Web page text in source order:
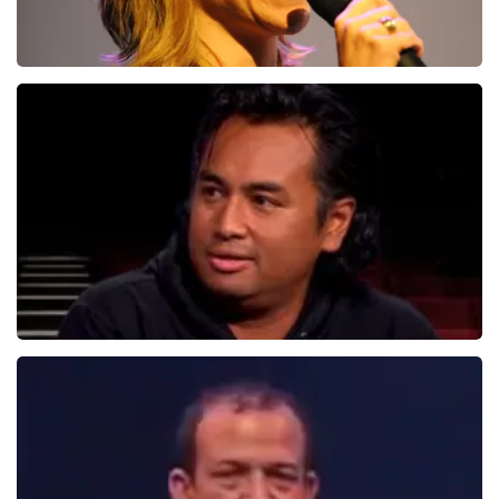
reviews
876+reviews